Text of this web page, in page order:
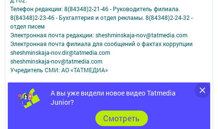
А вы уже видели новое видео Tatmedia
Junior?
Cмотреть
Телефон редакции: 8(84348)2-21-46 - Руководитель филиала.
8(84348)2-23-46 - Бухгалтерия и отдел рекламы. 8(84348)2-24-32 -
отдел писем
Электронная почта редакции: sheshminskaja-nov@tatmedia.com
Электронная почта филиала для сообщений о фактах коррупции
sheshminskaja-nov.dir@tatmedia.com
sheshminskaja-nov@tatmedia.com
Учредитель СМИ: АО «ТАТМЕДИА»
Антикоррупционная политика
АО «ТАТМЕДИА» использует «cookie»для персонализации сервисов и
удобства пользователей сайтом.
Использование «cookie» можно отменить в настройках браузера.
Политика конфиденциальности